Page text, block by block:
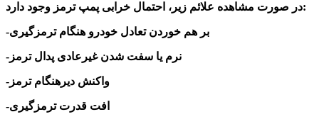
در صورت مشاهده علائم زیر، احتمال خرابی پمپ ترمز وجود دارد:
-بر هم خوردن تعادل خودرو هنگام ترمزگیری
-نرم یا سفت شدن غیرعادی پدال ترمز
-واکنش دیرهنگام ترمز
-افت قدرت ترمزگیری